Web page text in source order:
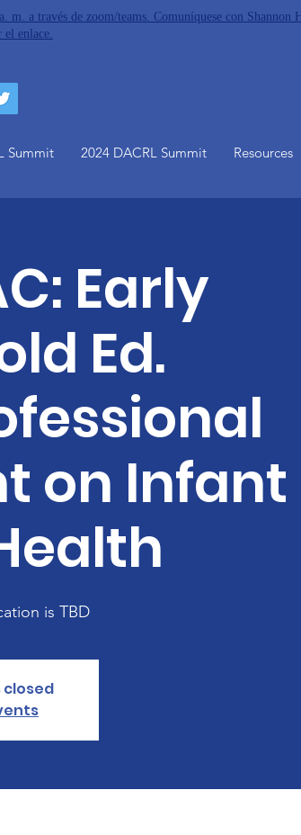
a través de zoom/teams. Comuníquese con Shannon
el enlace.
Summit 2024 DACRL Summit Resources
Early
Ed.
on Infant
is TBD
closed